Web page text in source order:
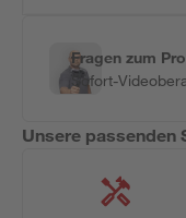
Fragen zum
Sofort-
Unsere passenden